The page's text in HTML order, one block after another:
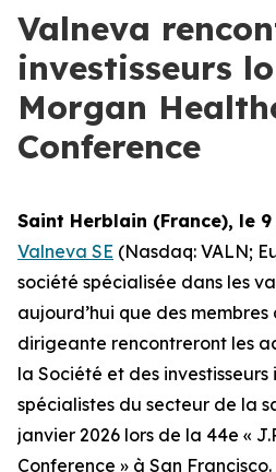
Valneva
investisseurs
Morgan
Conference
Saint Herblain (France), le
Valneva SE (Nasdaq: VALN;
société spécialisée dans les
aujourd’hui que des membres
dirigeante rencontreront les
la Société et des investisseurs
spécialistes du secteur de la
janvier 2026 lors de la 44e «
Conference » à San Francisco.